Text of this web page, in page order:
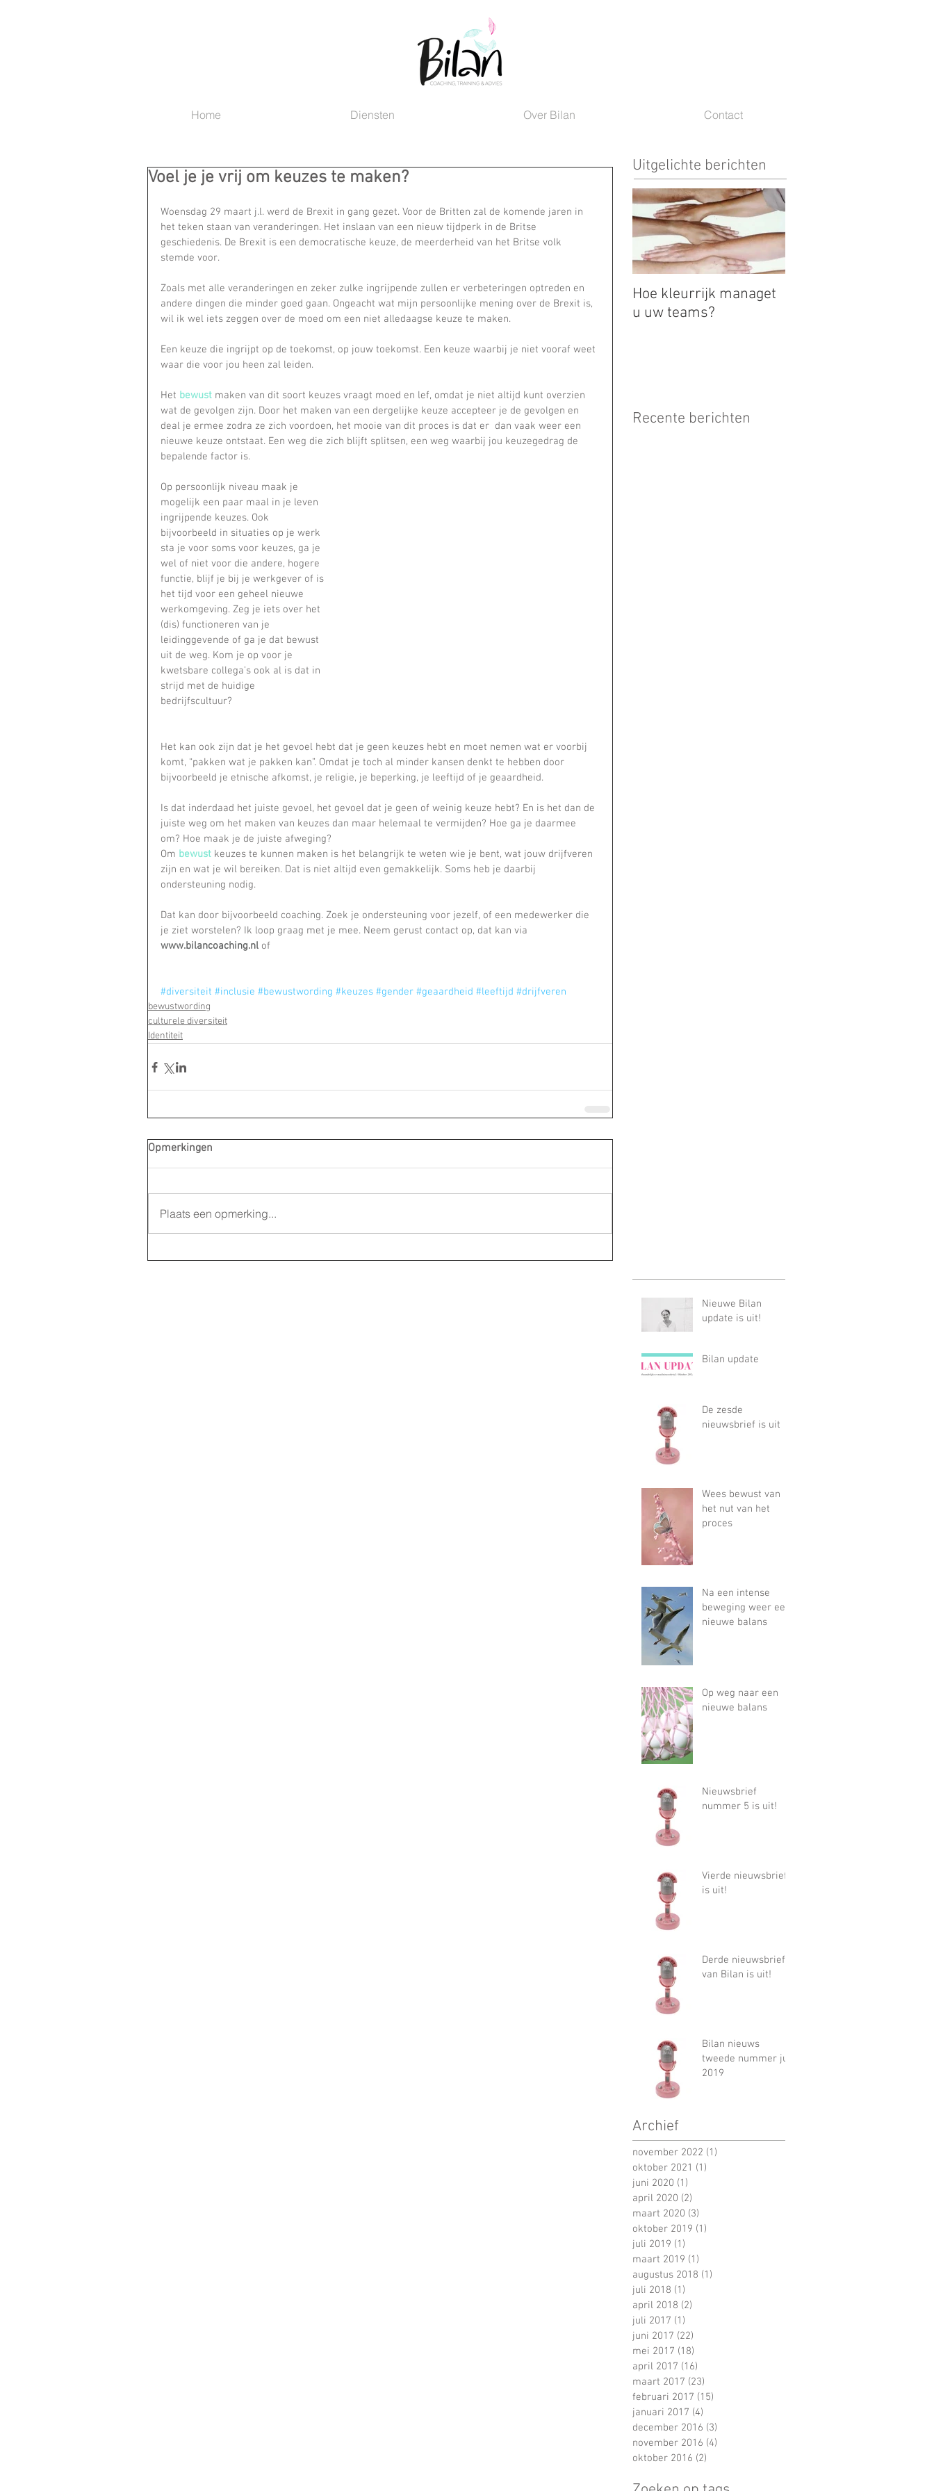
Home Diensten Over Bilan Contact
Voel je je vrij om keuzes te maken?
Woensdag 29 maart j.l. werd de Brexit in gang gezet. Voor de Britten zal de komende jaren in
het teken staan van veranderingen. Het inslaan van een nieuw tijdperk in de Britse
geschiedenis. De Brexit is een democratische keuze, de meerderheid van het Britse volk
stemde voor.
Zoals met alle veranderingen en zeker zulke ingrijpende zullen er verbeteringen optreden en
andere dingen die minder goed gaan. Ongeacht wat mijn persoonlijke mening over de Brexit is,
wil ik wel iets zeggen over de moed om een niet alledaagse keuze te maken.
Een keuze die ingrijpt op de toekomst, op jouw toekomst. Een keuze waarbij je niet vooraf weet
waar die voor jou heen zal leiden.
Het bewust maken van dit soort keuzes vraagt moed en lef, omdat je niet altijd kunt overzien
wat de gevolgen zijn. Door het maken van een dergelijke keuze accepteer je de gevolgen en
deal je ermee zodra ze zich voordoen, het mooie van dit proces is dat er  dan vaak weer een
nieuwe keuze ontstaat. Een weg die zich blijft splitsen, een weg waarbij jou keuzegedrag de
bepalende factor is.
Op persoonlijk niveau maak je
mogelijk een paar maal in je leven
ingrijpende keuzes. Ook
bijvoorbeeld in situaties op je werk
sta je voor soms voor keuzes, ga je
wel of niet voor die andere, hogere
functie, blijf je bij je werkgever of is
het tijd voor een geheel nieuwe
werkomgeving. Zeg je iets over het
(dis) functioneren van je
leidinggevende of ga je dat bewust
uit de weg. Kom je op voor je
kwetsbare collega’s ook al is dat in
strijd met de huidige
bedrijfscultuur?
Het kan ook zijn dat je het gevoel hebt dat je geen keuzes hebt en moet nemen wat er voorbij
komt, “pakken wat je pakken kan”. Omdat je toch al minder kansen denkt te hebben door
bijvoorbeeld je etnische afkomst, je religie, je beperking, je leeftijd of je geaardheid.
Is dat inderdaad het juiste gevoel, het gevoel dat je geen of weinig keuze hebt? En is het dan de
juiste weg om het maken van keuzes dan maar helemaal te vermijden? Hoe ga je daarmee
om? Hoe maak je de juiste afweging?
Om bewust keuzes te kunnen maken is het belangrijk te weten wie je bent, wat jouw drijfveren
zijn en wat je wil bereiken. Dat is niet altijd even gemakkelijk. Soms heb je daarbij
ondersteuning nodig.
Dat kan door bijvoorbeeld coaching. Zoek je ondersteuning voor jezelf, of een medewerker die
je ziet worstelen? Ik loop graag met je mee. Neem gerust contact op, dat kan via
www.bilancoaching.nl of
#diversiteit #inclusie #bewustwording #keuzes #gender #geaardheid #leeftijd #drijfveren
bewustwording
culturele diversiteit
Identiteit
Opmerkingen
Plaats een opmerking...
Uitgelichte berichten
Hoe kleurrijk managet
u uw teams?
Recente berichten
Nieuwe Bilan
update is uit!
Bilan update
De zesde
nieuwsbrief is uit
Wees bewust van
het nut van het
proces
Na een intense
beweging weer een
nieuwe balans
Op weg naar een
nieuwe balans
Nieuwsbrief
nummer 5 is uit!
Vierde nieuwsbrief
is uit!
Derde nieuwsbrief
van Bilan is uit!
Bilan nieuws
tweede nummer juli
2019
Archief
november 2022 (1)
oktober 2021 (1)
juni 2020 (1)
april 2020 (2)
maart 2020 (3)
oktober 2019 (1)
juli 2019 (1)
maart 2019 (1)
augustus 2018 (1)
juli 2018 (1)
april 2018 (2)
juli 2017 (1)
juni 2017 (22)
mei 2017 (18)
april 2017 (16)
maart 2017 (23)
februari 2017 (15)
januari 2017 (4)
december 2016 (3)
november 2016 (4)
oktober 2016 (2)